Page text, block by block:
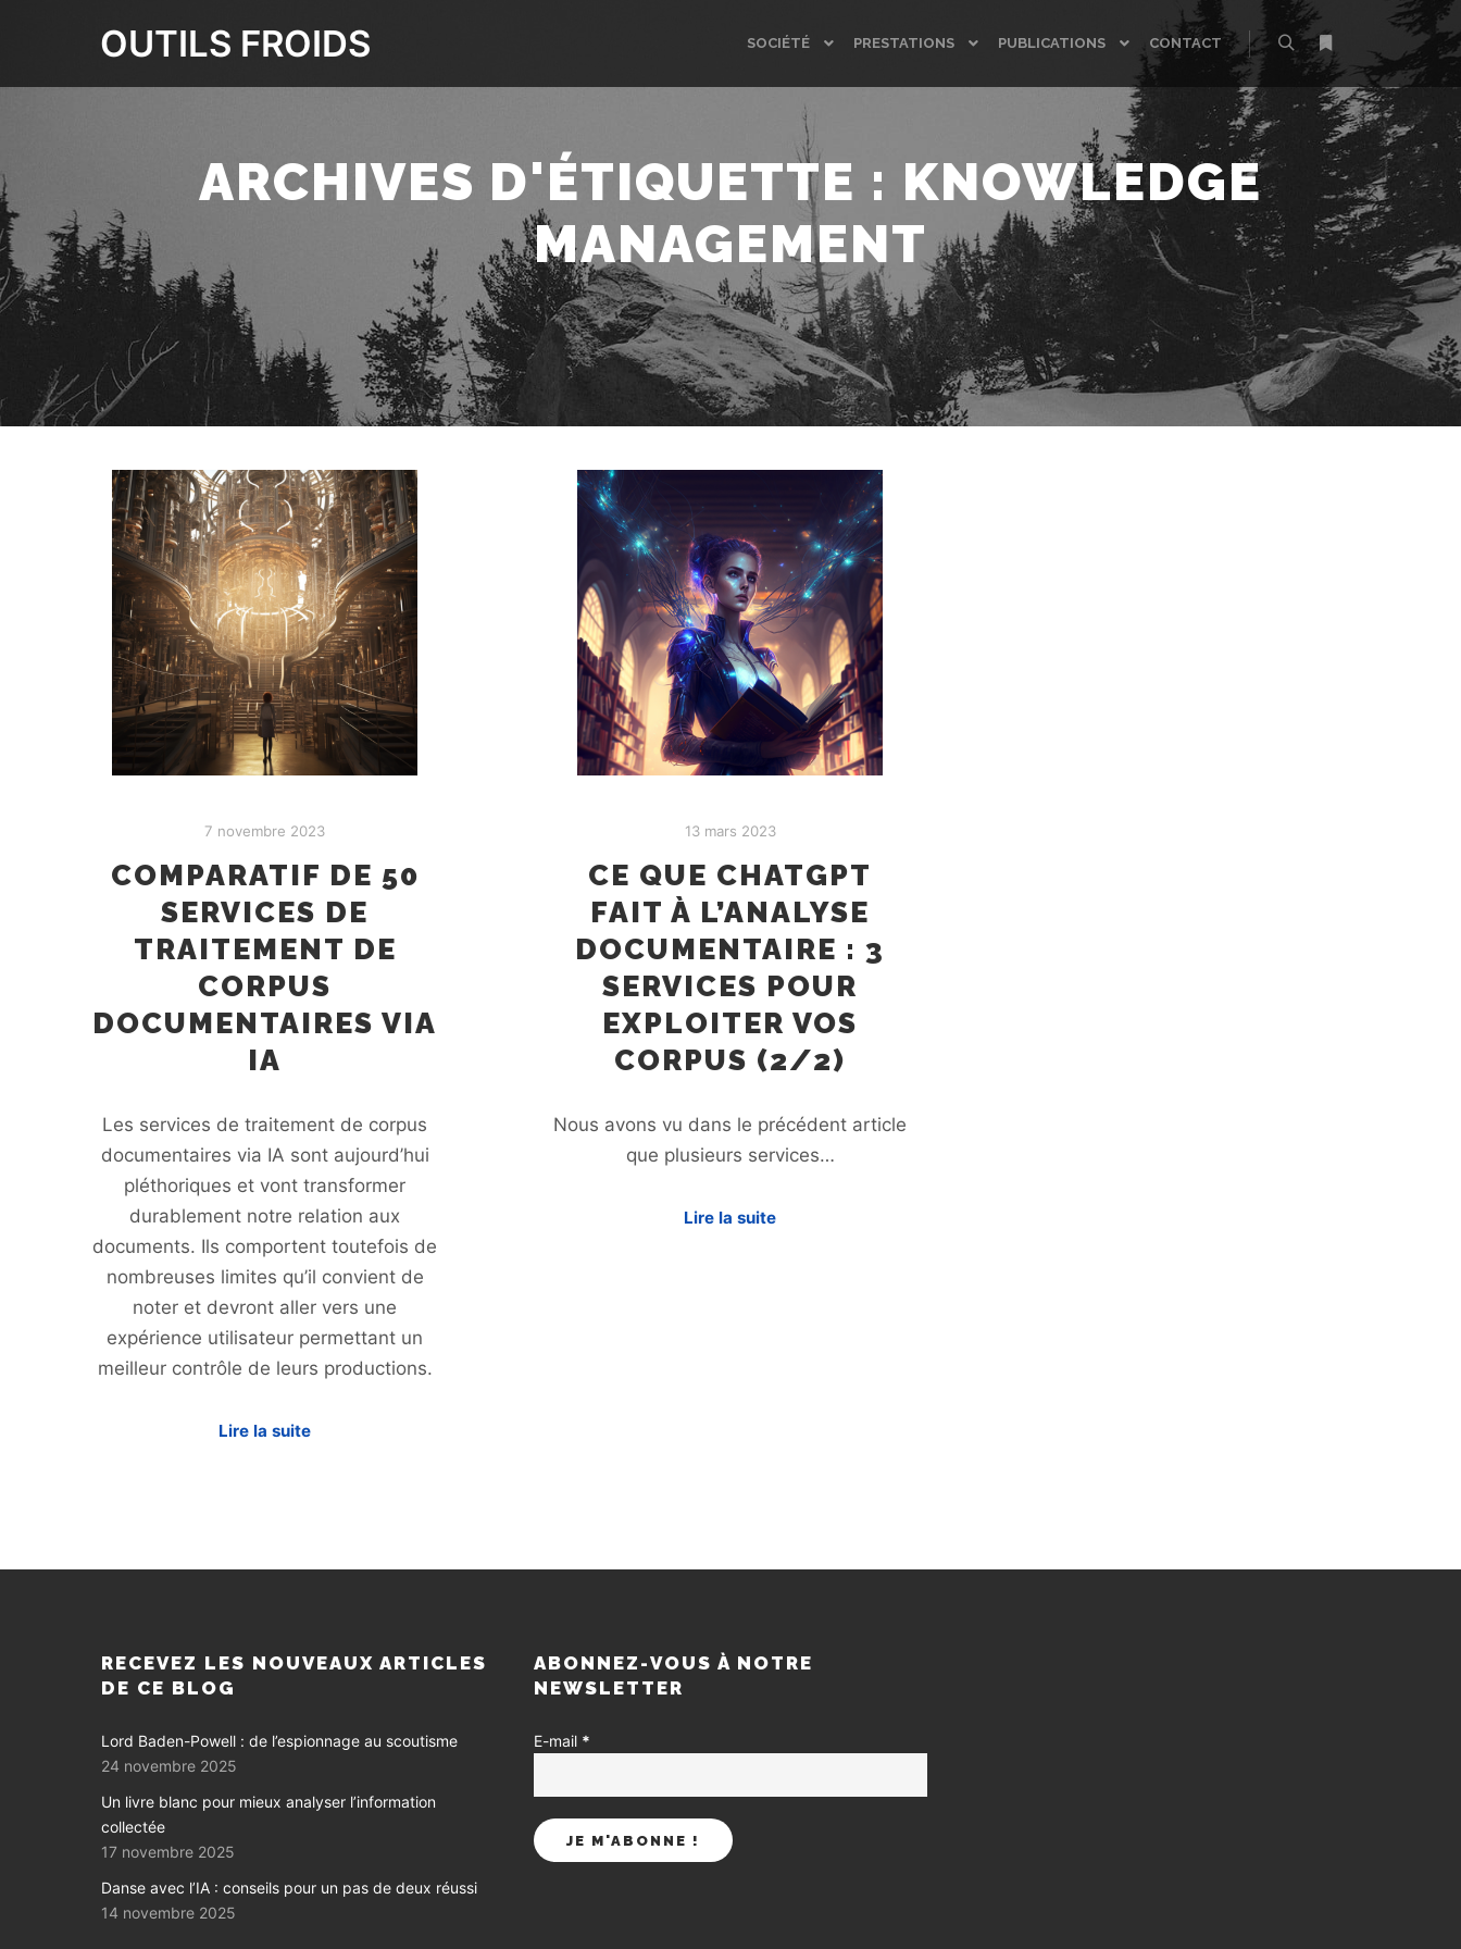
OUTILS FROIDS SOCIÉTÉ PRESTATIONS PUBLICATIONS
CONTACT
Rechercher
Plus d’infos
ARCHIVES D'ÉTIQUETTE : KNOWLEDGE
MANAGEMENT
7 novembre 2023
COMPARATIF DE 50
SERVICES DE
TRAITEMENT DE
CORPUS
DOCUMENTAIRES VIA
IA
Les services de traitement de corpus
documentaires via IA sont aujourd’hui
pléthoriques et vont transformer
durablement notre relation aux
documents. Ils comportent toutefois de
nombreuses limites qu’il convient de
noter et devront aller vers une
expérience utilisateur permettant un
meilleur contrôle de leurs productions.
Lire la suite
13 mars 2023
CE QUE CHATGPT
FAIT À L’ANALYSE
DOCUMENTAIRE : 3
SERVICES POUR
EXPLOITER VOS
CORPUS (2/2)
Nous avons vu dans le précédent article
que plusieurs services…
Lire la suite
RECEVEZ LES NOUVEAUX ARTICLES
DE CE BLOG
Lord Baden-Powell : de l’espionnage au scoutisme
24 novembre 2025
Un livre blanc pour mieux analyser l’information
collectée
17 novembre 2025
Danse avec l’IA : conseils pour un pas de deux réussi
14 novembre 2025
ABONNEZ-VOUS À NOTRE
NEWSLETTER
E-mail *